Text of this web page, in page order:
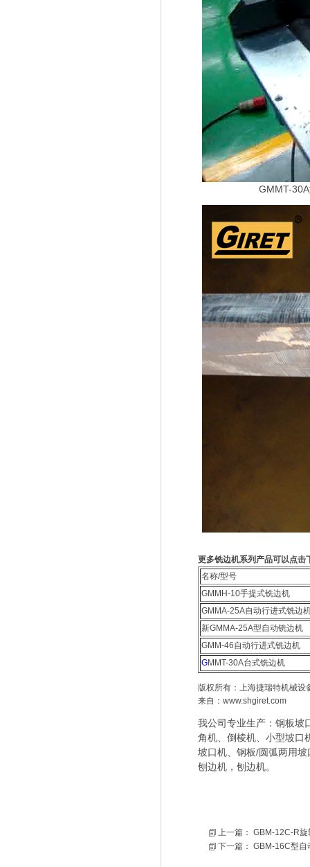
GMMT-
更多铣边机系列产品可以点击
名称/型号
GMMH-10手提式铣边机
GMMA-25A自动行进式铣边
新GMMA-25A型自动铣边机
GMM-46自动行进式铣边机
GMMT-30A台式铣边机
版权所有：上海捷瑞特机械
来自：www.shgiret.com
我公司专业生产：钢板坡
角机、倒棱机、小型坡口
坡口机、钢板/圆弧两用
刨边机，刨边机。
上一篇： GBM-12C-R旋
下一篇： GBM-16C型自